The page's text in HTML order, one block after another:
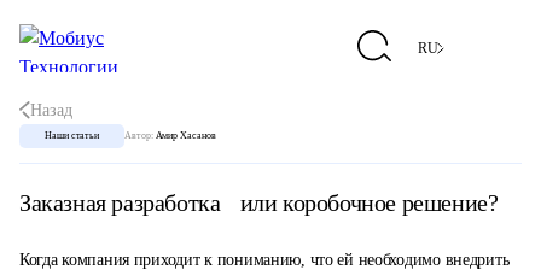
RU
Назад
Наши статьи Автор:Амир Хасанов
Заказная разработка или коробочное решение?
Когда компания приходит к пониманию, что ей необходимо внедрить